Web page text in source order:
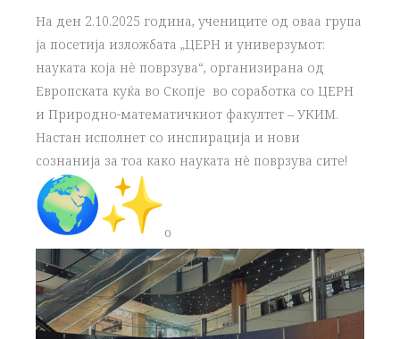
На ден 2.10.2025 година, учениците од оваа група
ја посетија изложбата „ЦЕРН и универзумот:
науката која нè поврзува“, организирана од
Европската куќа во Скопје во соработка со ЦЕРН
и Природно-математичкиот факултет – УКИМ.
Настан исполнет со инспирација и нови
сознанија за тоа како науката нè поврзува сите!
o